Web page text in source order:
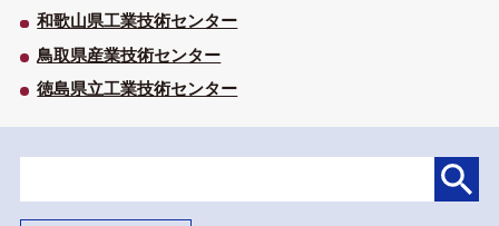
和歌山県工業技術センター
鳥取県産業技術センター
徳島県立工業技術センター